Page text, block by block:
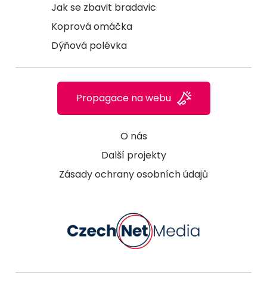
Jak se zbavit bradavic
Koprová omáčka
Dýňová polévka
O nás
Další projekty
Zásady ochrany osobních údajů
Propagace na webu